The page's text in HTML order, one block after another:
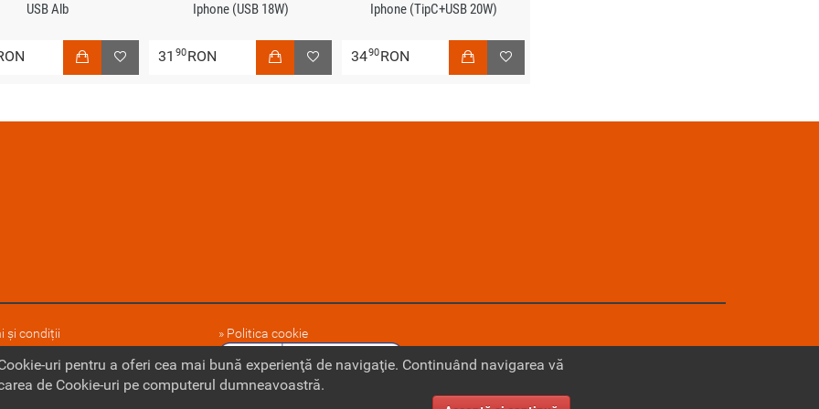
USB Alb
Iphone (USB 18W)
31 90RON
Iphone (TipC+USB 20W)
3490RON
și condiții
Politica cookie
uri pentru a oferi cea mai bună experienţă de navigaţie. Continuând navigarea vă
de Cookie-uri pe computerul dumneavoastră.